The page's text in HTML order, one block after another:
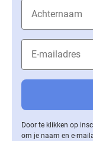
Door te klikken op
om je naam en e-